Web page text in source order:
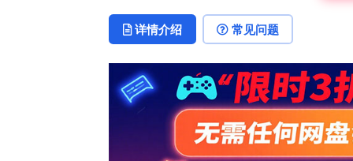
详情介绍 常见问题